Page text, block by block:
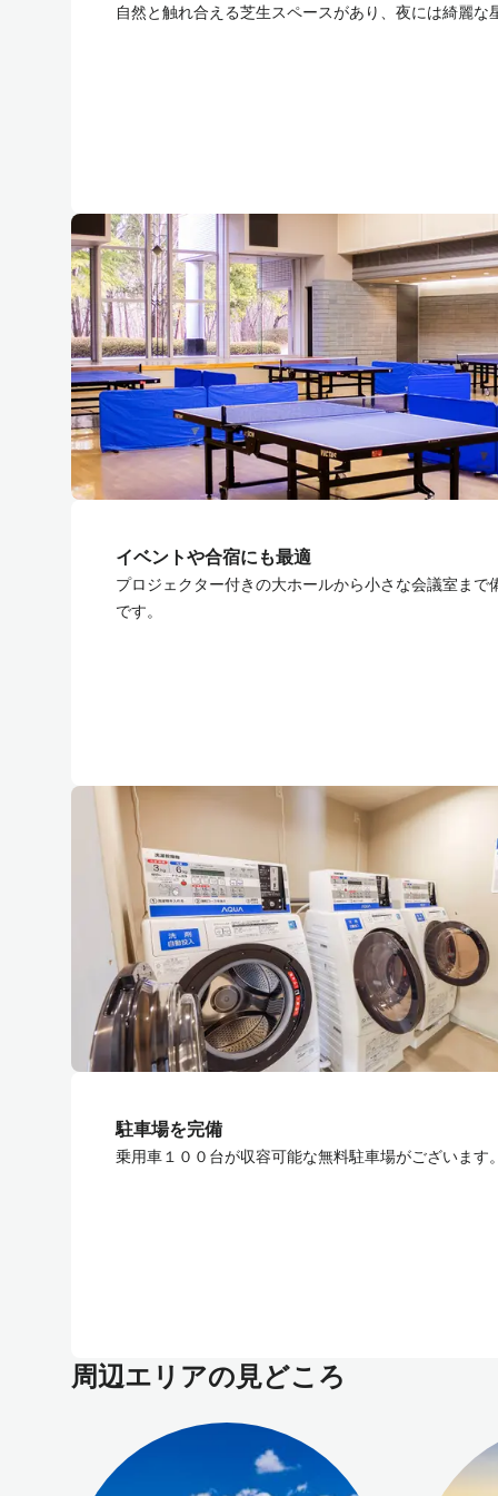
自然と触れ合える芝生スペースがあり、夜には綺麗な
イベントや合宿にも最適
プロジェクター付きの大ホールから小さな会議室ま
です。
駐車場を完備
乗用車１００台が収容可能な無料駐車場がございます
周辺エリアの見どころ